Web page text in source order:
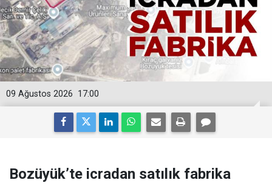
17:00
09 Ağustos 2026
Bozüyük’te icradan satılık fabrika